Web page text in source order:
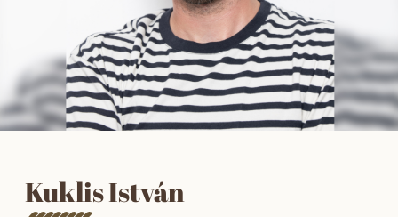
Kuklis István